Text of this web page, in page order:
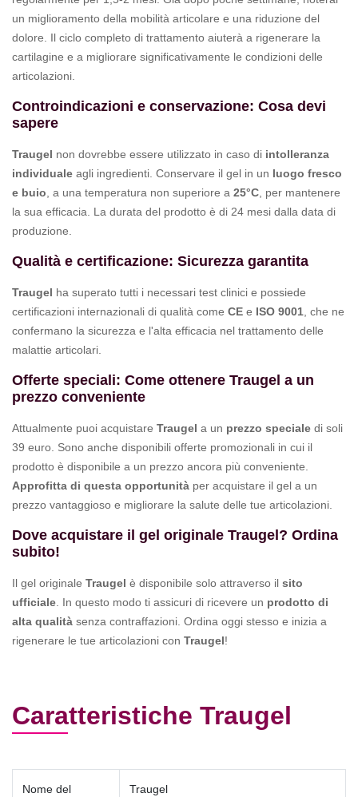
un miglioramento della mobilità articolare e una riduzione del
dolore. Il ciclo completo di trattamento aiuterà a rigenerare la
cartilagine e a migliorare significativamente le condizioni delle
articolazioni.
Controindicazioni e conservazione: Cosa devi
sapere
Traugel non dovrebbe essere utilizzato in caso di intolleranza
individuale agli ingredienti. Conservare il gel in un luogo fresco
e buio, a una temperatura non superiore a 25°C, per mantenere
la sua efficacia. La durata del prodotto è di 24 mesi dalla data di
produzione.
Qualità e certificazione: Sicurezza garantita
Traugel ha superato tutti i necessari test clinici e possiede
certificazioni internazionali di qualità come CE e ISO 9001, che ne
confermano la sicurezza e l'alta efficacia nel trattamento delle
malattie articolari.
Offerte speciali: Come ottenere Traugel a un
prezzo conveniente
Attualmente puoi acquistare Traugel a un prezzo speciale di soli
39 euro. Sono anche disponibili offerte promozionali in cui il
prodotto è disponibile a un prezzo ancora più conveniente.
Approfitta di questa opportunità per acquistare il gel a un
prezzo vantaggioso e migliorare la salute delle tue articolazioni.
Dove acquistare il gel originale Traugel? Ordina
subito!
Il gel originale Traugel è disponibile solo attraverso il sito
ufficiale. In questo modo ti assicuri di ricevere un prodotto di
alta qualità senza contraffazioni. Ordina oggi stesso e inizia a
rigenerare le tue articolazioni con Traugel!
Caratteristiche Traugel
Nome del
Traugel